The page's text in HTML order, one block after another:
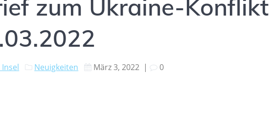
zum Ukraine-Konflikt
Neuigkeiten März 3, 2022 | 0